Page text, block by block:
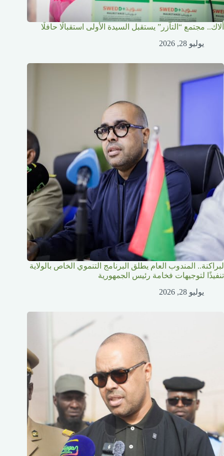
ألاك.. مجتمع “التآزر” يستقبل السيدة الأولى استقبالًا حافلًا
يوليو 28, 2026
لبراكنة.. المندوب العام يطلق البرنامج التنموي الخاص بالولاية
تنفيذًا لتوجيهات فخامة رئيس الجمهورية
يوليو 28, 2026